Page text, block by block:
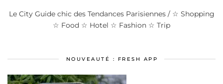
Le City Guide chic des Tendances Parisiennes / ☆ Shopping
☆ Food ☆ Hotel ☆ Fashion ☆ Trip
NOUVEAUTÉ : FRESH APP